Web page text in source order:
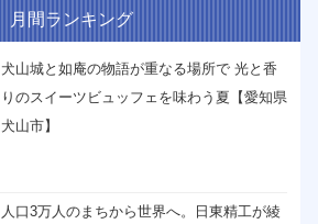
月間ランキング
犬山城と如庵の物語が重なる場所で 光と香
りのスイーツビュッフェを味わう夏【愛知県
犬山市】
人口3万人のまちから世界へ。日東精工が綾